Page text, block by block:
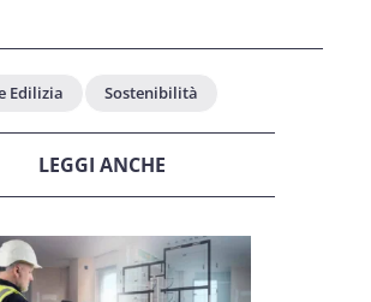
Edilizia Sostenibilità
LEGGI ANCHE